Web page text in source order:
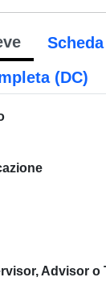
(DC)
Advisor o